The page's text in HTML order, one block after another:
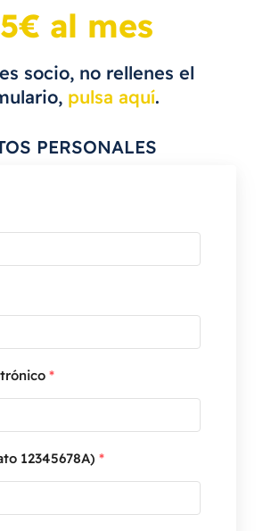
al mes
socio, no rellenes el
pulsa aquí.
PERSONALES
*
12345678A) *